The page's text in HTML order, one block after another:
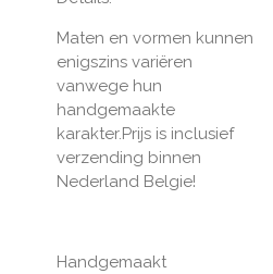
Maten en vormen kunnen
enigszins variëren
vanwege hun
handgemaakte
karakter.Prijs is inclusief
verzending binnen
Nederland Belgie!
Handgemaakt